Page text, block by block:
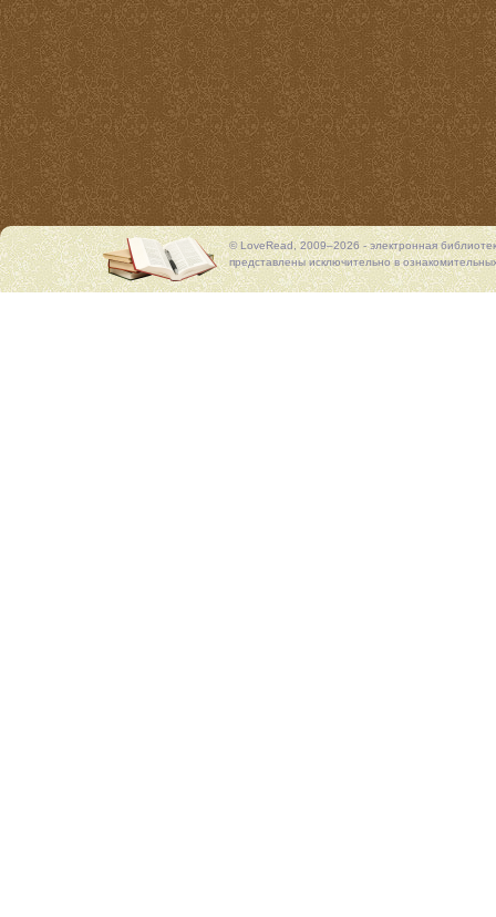
© LoveRead, 2009–2026 - электронная
представлены исключительно в